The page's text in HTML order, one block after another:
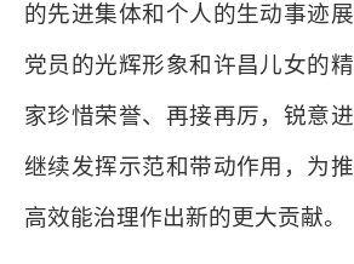
的先进集体和个人的生动事迹
党员的光辉形象和许昌儿女的
家珍惜荣誉、再接再厉，锐意进
继续发挥示范和带动作用，为推
高效能治理作出新的更大贡献。